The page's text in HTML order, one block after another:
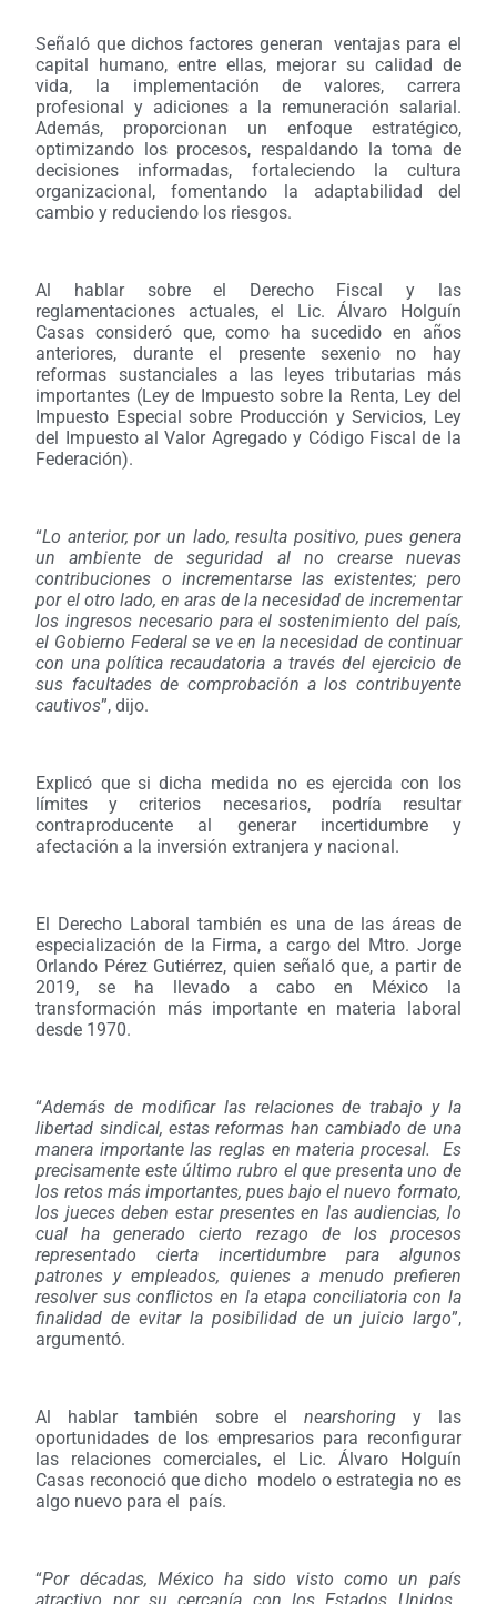
Señaló que dichos factores generan ventajas para el
capital humano, entre ellas, mejorar su calidad de
vida, la implementación de valores, carrera
profesional y adiciones a la remuneración salarial.
Además, proporcionan un enfoque estratégico,
optimizando los procesos, respaldando la toma de
decisiones informadas, fortaleciendo la cultura
organizacional, fomentando la adaptabilidad del
cambio y reduciendo los riesgos.
Al hablar sobre el Derecho Fiscal y las
reglamentaciones actuales, el Lic. Álvaro Holguín
Casas consideró que, como ha sucedido en años
anteriores, durante el presente sexenio no hay
reformas sustanciales a las leyes tributarias más
importantes (Ley de Impuesto sobre la Renta, Ley del
Impuesto Especial sobre Producción y Servicios, Ley
del Impuesto al Valor Agregado y Código Fiscal de la
Federación).
“Lo anterior, por un lado, resulta positivo, pues genera
un ambiente de seguridad al no crearse nuevas
contribuciones o incrementarse las existentes; pero
por el otro lado, en aras de la necesidad de incrementar
los ingresos necesario para el sostenimiento del país,
el Gobierno Federal se ve en la necesidad de continuar
con una política recaudatoria a través del ejercicio de
sus facultades de comprobación a los contribuyente
cautivos”, dijo.
Explicó que si dicha medida no es ejercida con los
límites y criterios necesarios, podría resultar
contraproducente al generar incertidumbre y
afectación a la inversión extranjera y nacional.
El Derecho Laboral también es una de las áreas de
especialización de la Firma, a cargo del Mtro. Jorge
Orlando Pérez Gutiérrez, quien señaló que, a partir de
2019, se ha llevado a cabo en México la
transformación más importante en materia laboral
desde 1970.
“Además de modificar las relaciones de trabajo y la
libertad sindical, estas reformas han cambiado de una
manera importante las reglas en materia procesal. Es
precisamente este último rubro el que presenta uno de
los retos más importantes, pues bajo el nuevo formato,
los jueces deben estar presentes en las audiencias, lo
cual ha generado cierto rezago de los procesos
representado cierta incertidumbre para algunos
patrones y empleados, quienes a menudo prefieren
resolver sus conflictos en la etapa conciliatoria con la
finalidad de evitar la posibilidad de un juicio largo”,
argumentó.
Al hablar también sobre elnearshoring y las
oportunidades de los empresarios para reconfigurar
las relaciones comerciales, el Lic. Álvaro Holguín
Casas reconoció que dicho modelo o estrategia no es
algo nuevo para el país.
“Por décadas, México ha sido visto como un país
atractivo por su cercanía con los Estados Unidos.